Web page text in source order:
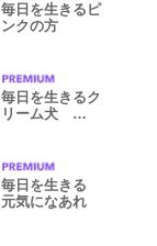
毎日を生きるピ
ンクの方
毎日を生きるク
リーム犬
毎日を生きる
元気になあれ